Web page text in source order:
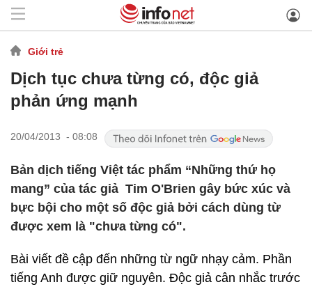
Giới trẻ
Dịch tục chưa từng có, độc giả
phản ứng mạnh
20/04/2013 - 08:08
Bản dịch tiếng Việt tác phẩm “Những thứ họ
mang” của tác giả Tim O'Brien gây bức xúc và
bực bội cho một số độc giả bởi cách dùng từ
được xem là "chưa từng có".
Bài viết đề cập đến những từ ngữ nhạy cảm. Phần
tiếng Anh được giữ nguyên. Độc giả cân nhắc trước